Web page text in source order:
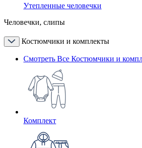
Утепленные человечки
Человечки, слипы
Костюмчики и комплекты
Смотреть Все Костюмчики и
Комплект